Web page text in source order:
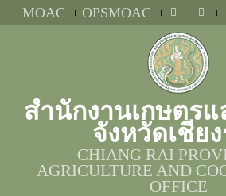
MOAC OPSMOAC
สำนักงานเกษตร
จังหวัดเชีย
CHIANG RAI
AGRICULTURE AND
OFFICE